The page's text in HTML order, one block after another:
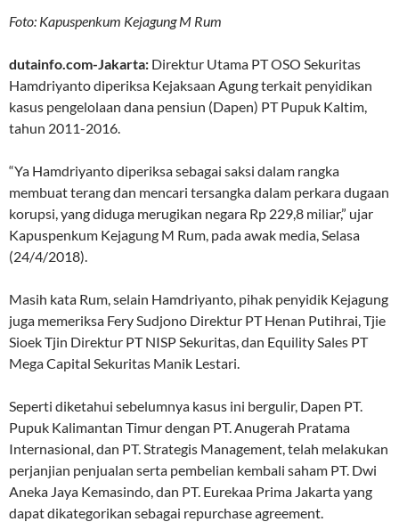
Foto: Kapuspenkum Kejagung M Rum
dutainfo.com-Jakarta: Direktur Utama PT OSO Sekuritas
Hamdriyanto diperiksa Kejaksaan Agung terkait penyidikan
kasus pengelolaan dana pensiun (Dapen) PT Pupuk Kaltim,
tahun 2011-2016.
“Ya Hamdriyanto diperiksa sebagai saksi dalam rangka
membuat terang dan mencari tersangka dalam perkara dugaan
korupsi, yang diduga merugikan negara Rp 229,8 miliar,” ujar
Kapuspenkum Kejagung M Rum, pada awak media, Selasa
(24/4/2018).
Masih kata Rum, selain Hamdriyanto, pihak penyidik Kejagung
juga memeriksa Fery Sudjono Direktur PT Henan Putihrai, Tjie
Sioek Tjin Direktur PT NISP Sekuritas, dan Equility Sales PT
Mega Capital Sekuritas Manik Lestari.
Seperti diketahui sebelumnya kasus ini bergulir, Dapen PT.
Pupuk Kalimantan Timur dengan PT. Anugerah Pratama
Internasional, dan PT. Strategis Management, telah melakukan
perjanjian penjualan serta pembelian kembali saham PT. Dwi
Aneka Jaya Kemasindo, dan PT. Eurekaa Prima Jakarta yang
dapat dikategorikan sebagai repurchase agreement.